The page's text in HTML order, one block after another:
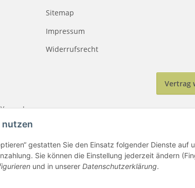
nutzen
gestatten Sie den Einsatz folgender Dienste auf
Sie können die Einstellung jederzeit ändern
und in unserer Datenschutzerklärung.
Sitemap
Impressum
Widerrufsrecht
Vertrag
Versand